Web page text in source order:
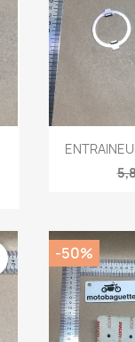

-50%